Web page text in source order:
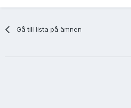
Gå till lista på ämnen